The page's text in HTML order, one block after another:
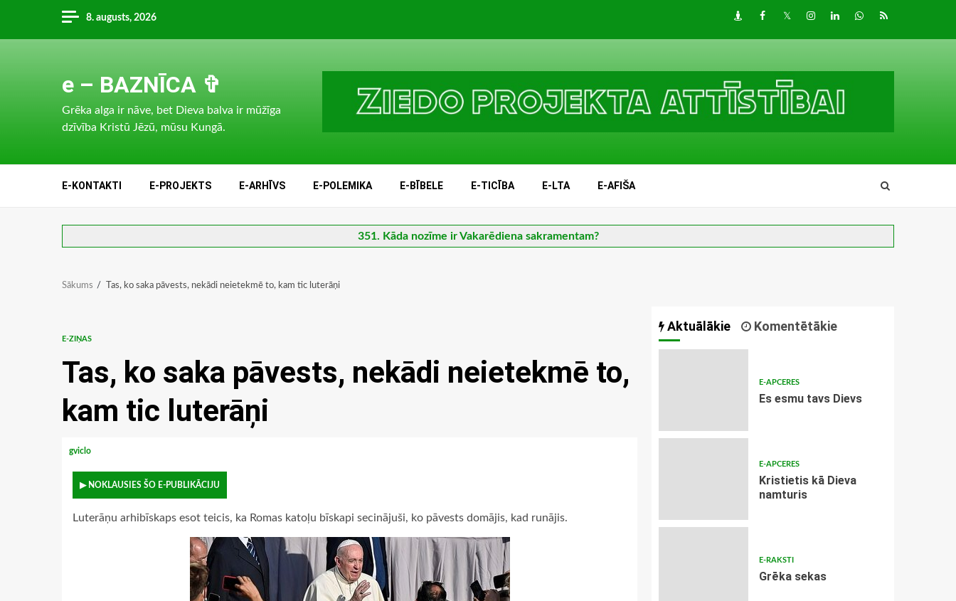
content
8. augusts, 2026 DraugiemFacebook
TwitterInstagram
LinkedInwhatsapp
RSS
e – BAZNĪCA ✞
Grēka alga ir nāve, bet Dieva balva ir mūžīga
dzīvība Kristū Jēzū, mūsu Kungā.
E-KONTAKTI E-PROJEKTS E-ARHĪVS E-POLEMIKA E-BĪBELE E-TICĪBA E-LTA E-AFIŠA
351. Kāda nozīme ir Vakarēdiena sakramentam?
Sākums Tas, ko saka pāvests, nekādi neietekmē to, kam tic luterāņi
E-ZIŅAS
Tas, ko saka pāvests, nekādi neietekmē to,
kam tic luterāņi
gviclo
▶ NOKLAUSIES ŠO E-PUBLIKĀCIJU
Luterāņu arhibīskaps esot teicis, ka Romas katoļu bīskapi secinājuši, ko pāvests domājis, kad runājis.
Aktuālākie Komentētākie
E-APCERES
Es esmu tavs Dievs
E-APCERES
Kristietis kā Dieva
namturis
E-RAKSTI
Grēka sekas